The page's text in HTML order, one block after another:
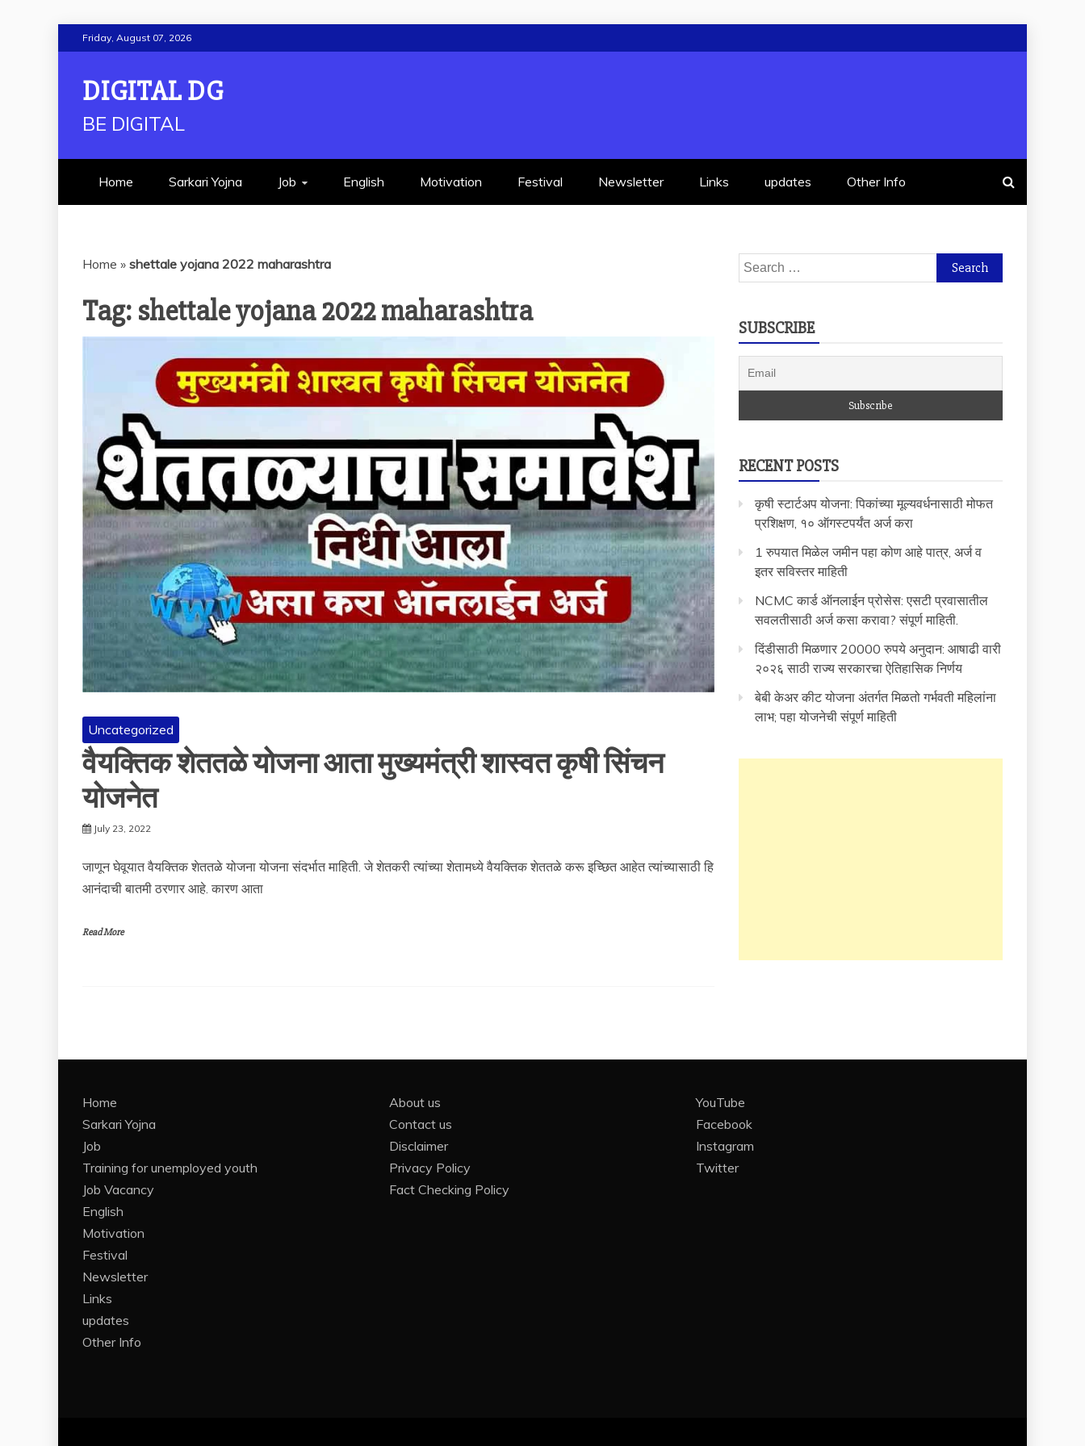
to
content
Friday, August 07, 2026
DIGITAL DG
BE DIGITAL
Home Sarkari Yojna Job English Motivation Festival Newsletter Links updates Other Info
Home » shettale yojana 2022 maharashtra
Tag: shettale yojana 2022 maharashtra
Uncategorized
वैयक्तिक शेततळे योजना आता मुख्यमंत्री शास्वत कृषी सिंचन
योजनेत
July 23, 2022
जाणून घेवूयात वैयक्तिक शेततळे योजना योजना संदर्भात माहिती. जे शेतकरी त्यांच्या शेतामध्ये वैयक्तिक शेततळे करू इच्छित आहेत त्यांच्यासाठी हि
आनंदाची बातमी ठरणार आहे. कारण आता
Read More
Search
for:
SUBSCRIBE
RECENT POSTS
कृषी स्टार्टअप योजना: पिकांच्या मूल्यवर्धनासाठी मोफत
प्रशिक्षण, १० ऑगस्टपर्यंत अर्ज करा
1 रुपयात मिळेल जमीन पहा कोण आहे पात्र, अर्ज व
इतर सविस्तर माहिती
NCMC कार्ड ऑनलाईन प्रोसेस: एसटी प्रवासातील
सवलतीसाठी अर्ज कसा करावा? संपूर्ण माहिती.
दिंडीसाठी मिळणार 20000 रुपये अनुदान: आषाढी वारी
२०२६ साठी राज्य सरकारचा ऐतिहासिक निर्णय
बेबी केअर कीट योजना अंतर्गत मिळतो गर्भवती महिलांना
लाभ; पहा योजनेची संपूर्ण माहिती
Home
Sarkari Yojna
Job
Training for unemployed youth
Job Vacancy
English
Motivation
Festival
Newsletter
Links
updates
Other Info
About us
Contact us
Disclaimer
Privacy Policy
Fact Checking Policy
YouTube
Facebook
Instagram
Twitter